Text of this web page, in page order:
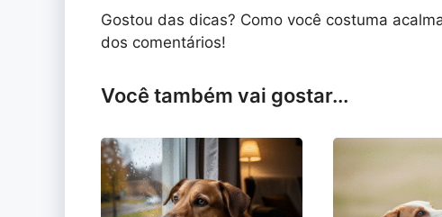
Gostou das dicas? Como você costuma
dos comentários!
Você também vai gostar...